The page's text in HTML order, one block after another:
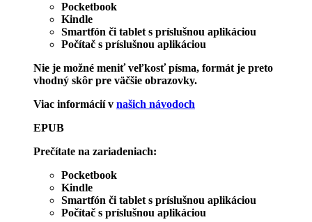
Pocketbook
Kindle
Smartfón či tablet s príslušnou aplikáciou
Počítač s príslušnou aplikáciou
Nie je možné meniť veľkosť písma, formát je preto
vhodný skôr pre väčšie obrazovky.
Viac informácií v našich návodoch
EPUB
Prečítate na zariadeniach:
Pocketbook
Kindle
Smartfón či tablet s príslušnou aplikáciou
Počítač s príslušnou aplikáciou